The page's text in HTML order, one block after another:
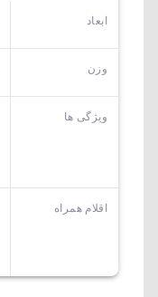
ابعاد
وزن
ویژگی ها
اقلام همراه